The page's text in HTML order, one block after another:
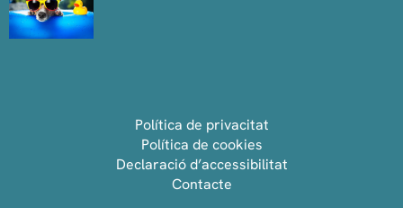
Política de privacitat
Política de cookies
Declaració d’accessibilitat
Contacte